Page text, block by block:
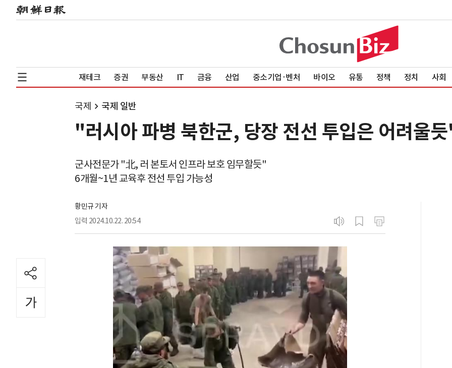
재테크 증권 부동산 IT 금융 산업 중소기업·벤처 바이오 유통 정책 정치 사회
국제 국제 일반
"러시아 파병 북한군, 당장 전선 투입은 어려울
군사전문가 "北, 러 본토서 인프라 보호 임무할듯"
6개월~1년 교육후 전선 투입 가능성
황민규 기자
입력 2024.10.22. 20:54